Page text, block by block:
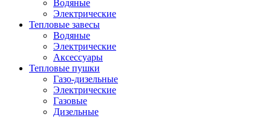
Водяные
Электрические
Тепловые завесы
Водяные
Электрические
Аксессуары
Тепловые пушки
Газо-дизельные
Электрические
Газовые
Дизельные